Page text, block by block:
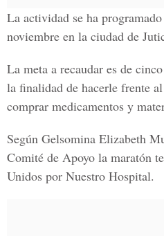
La actividad se ha
noviembre en la ciudad de
La meta a recaudar es de
la finalidad de hacerle frente
comprar medicamentos y
Según Gelsomina Elizabeth
Comité de Apoyo la maratón
Unidos por Nuestro Hospital.